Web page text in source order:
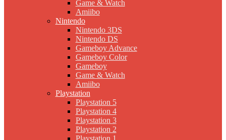
Game & Watch
Amiibo
Nintendo
Nintendo 3DS
Nintendo DS
Gameboy Advance
Gameboy Color
Gameboy
Game & Watch
Amiibo
Playstation
Playstation 5
Playstation 4
Playstation 3
Playstation 2